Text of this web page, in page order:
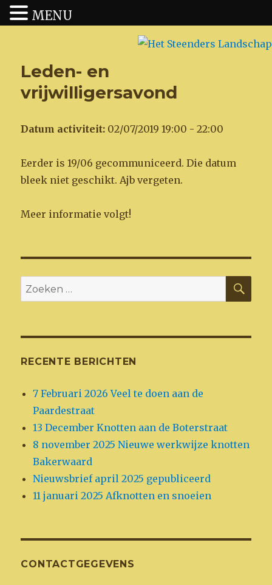
Het Steenders Landschap
Leden- en
vrijwilligersavond
Datum activiteit: 02/07/2019 19:00 - 22:00
Eerder is 19/06 gecommuniceerd. Die datum
bleek niet geschikt. Ajb vergeten.
Meer informatie volgt!
Zoeken
naar:
RECENTE BERICHTEN
7 Februari 2026 Veel te doen aan de
Paardestraat
13 December Knotten aan de Boterstraat
8 november 2025 Nieuwe werkwijze knotten
Bakerwaard
Nieuwsbrief april 2025 gepubliceerd
11 januari 2025 Afknotten en snoeien
CONTACTGEGEVENS
MENU